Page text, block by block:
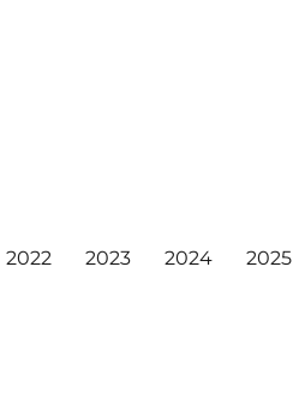
2022 2023 2024 2025